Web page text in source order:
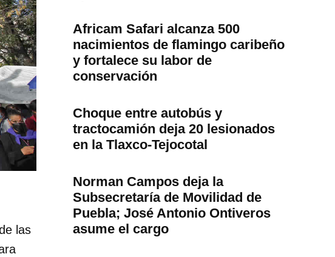
las
Africam Safari alcanza 500
nacimientos de flamingo caribeño
y fortalece su labor de
conservación
Choque entre autobús y
tractocamión deja 20 lesionados
en la Tlaxco-Tejocotal
Norman Campos deja la
Subsecretaría de Movilidad de
Puebla; José Antonio Ontiveros
asume el cargo